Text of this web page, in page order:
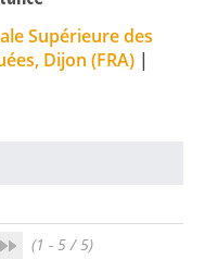
Supérieure des
Dijon (FRA) |
(1 - 5 / 5)